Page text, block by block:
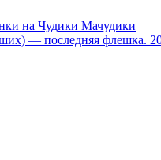
на Чудики Мачудики
— последняя флешка.